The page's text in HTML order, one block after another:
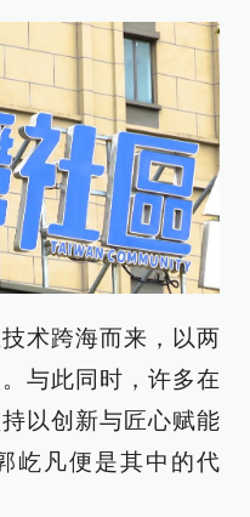
术跨海而来，以两
与此同时，许多在
以创新与匠心赋能
屹凡便是其中的代